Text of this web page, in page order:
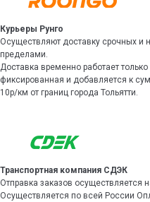
Курьеры Рунго
Осуществляют доставку срочных и
пределами.
Доставка временно работает
фиксированная и добавляется к
10р/км от границ города Тольятти.
Транспортная компания СДЭК
Отправка заказов
Осуществляется по всей России